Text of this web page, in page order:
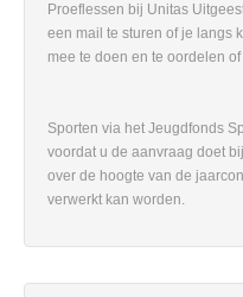
Proeflessen bij Unitas
een mail te sturen of je langs
mee te doen en te oordelen
Sporten via het Jeugdfonds
voordat u de aanvraag doet
over de hoogte van de
verwerkt kan worden.